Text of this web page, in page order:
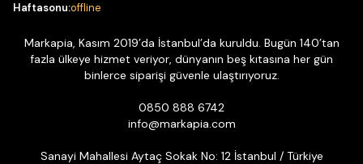
Haftasonu:offline
Markapia, Kasım 2019’da İstanbul’da kuruldu. Bugün 140’tan
fazla ülkeye hizmet veriyor, dünyanın beş kıtasına her gün
binlerce siparişi güvenle ulaştırıyoruz.
0850 888 6742
info@markapia.com
Sanayi Mahallesi Aytaç Sokak No: 12 İstanbul / Türkiye